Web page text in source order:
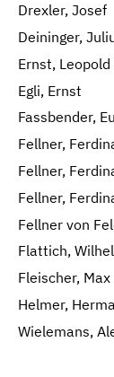
Drexler, Josef
Deininger,
Ernst, Leopold
Egli, Ernst
Fassbender,
Fellner,
Fellner,
Fellner,
Fellner von
Flattich,
Fleischer, Max
Helmer,
Wielemans,